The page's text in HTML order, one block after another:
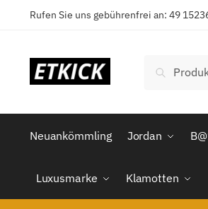
Rufen Sie uns gebührenfrei an: 49
nach:
Suchen
Neuankömmling Jordan
Luxusmarke Klamotten